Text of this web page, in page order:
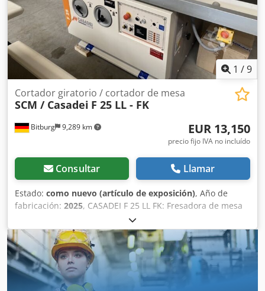
1 /9
Bitburg 9,289 km
Cortador giratorio / cortador de mesa
SCM / Casadei F 25 LL - FK
EUR 13,150
precio fijo IVA no incluído
Consultar Llamar
Estado: como nuevo (artículo de exposición), Año de
fabricación: 2025, CASADEI F 25 LL FK: Fresadora de mesa
con husillo de fresado oscilante y extensiones de mesa
Fresadora de mesa con husillo de fresado oscilante de -45°
a +45° Estructura estable de acero fundido Grupo de
fresado dinámicamente equilibrado, anclado a la mesa de
trabajo Construcción especialmente robusta
Funcionamiento suave gracias a componentes de precisión